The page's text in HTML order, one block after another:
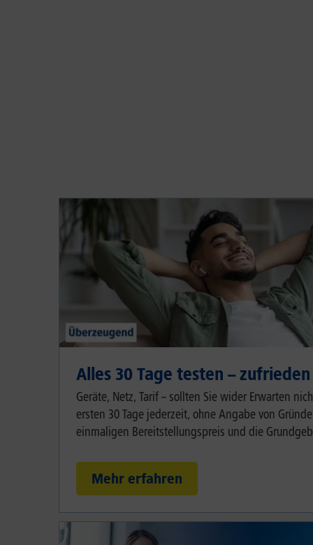
Alles 30 Tage testen –
Geräte, Netz, Tarif – sollten Sie wider Erwarten
ersten 30 Tage jederzeit, ohne Angabe von
einmaligen Bereitstellungspreis und die
Mehr erfahren